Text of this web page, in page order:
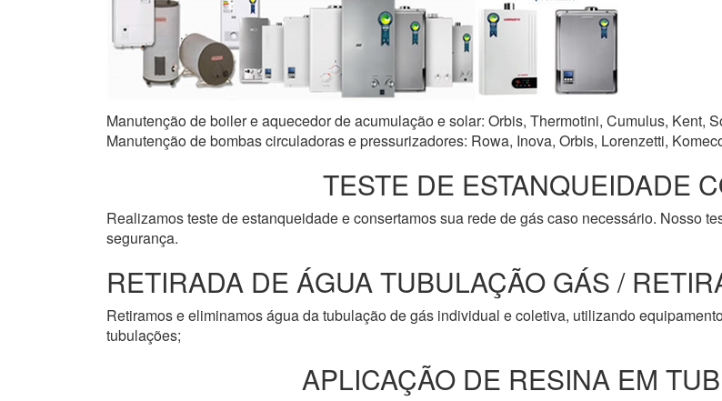
Manutenção de boiler e aquecedor de acumulação e solar: Orbis, Thermotini, Cumulus, Kent,
Manutenção de bombas circuladoras e pressurizadores: Rowa, Inova, Orbis, Lorenzetti,
TESTE DE ESTANQUEIDADE
Realizamos teste de estanqueidade e consertamos sua rede de gás caso necessário. Nosso
segurança.
RETIRADA DE ÁGUA TUBULAÇÃO GÁS /
Retiramos e eliminamos água da tubulação de gás individual e coletiva, utilizando
tubulações;
APLICAÇÃO DE RESINA EM